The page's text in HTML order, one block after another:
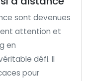
sont devenues
attention et
en
défi. Il
pour